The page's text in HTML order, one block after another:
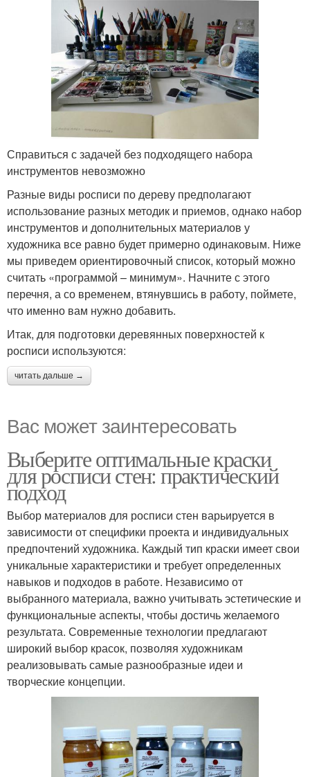
Справиться с задачей без подходящего набора
инструментов невозможно
Разные виды росписи по дереву предполагают
использование разных методик и приемов, однако набор
инструментов и дополнительных материалов у
художника все равно будет примерно одинаковым. Ниже
мы приведем ориентировочный список, который можно
считать «программой – минимум». Начните с этого
перечня, а со временем, втянувшись в работу, поймете,
что именно вам нужно добавить.
Итак, для подготовки деревянных поверхностей к
росписи используются:
читать дальше →
Вас может заинтересовать
Выберите оптимальные краски
для росписи стен: практический
подход
Выбор материалов для росписи стен варьируется в
зависимости от специфики проекта и индивидуальных
предпочтений художника. Каждый тип краски имеет свои
уникальные характеристики и требует определенных
навыков и подходов в работе. Независимо от
выбранного материала, важно учитывать эстетические и
функциональные аспекты, чтобы достичь желаемого
результата. Современные технологии предлагают
широкий выбор красок, позволяя художникам
реализовывать самые разнообразные идеи и
творческие концепции.